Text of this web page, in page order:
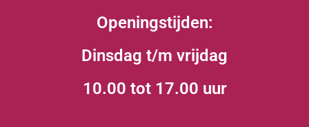
Openingstijden:
Dinsdag t/m vrijdag
10.00 tot 17.00 uur